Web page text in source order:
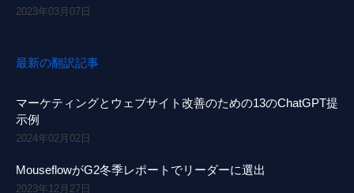
2023年03月07日
最新の翻訳記事
マーケティングとウェブサイト改善のための13のChatGPT提
示例
2024年02月02日
MouseflowがG2冬季レポートでリーダーに選出
2023年12月27日